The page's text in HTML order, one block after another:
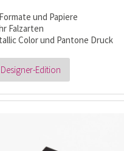
und Papiere
Falzarten
Color und Pantone Druck
Edition